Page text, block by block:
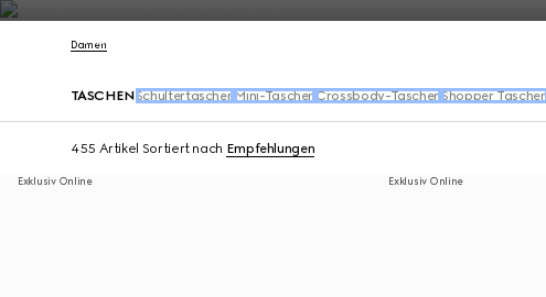
Kontakt
Damen
TASCHEN Schultertaschen Mini-Taschen Crossbody-Taschen Shopper Taschen
455 Artikel Sortiert nach Empfehlungen
Exklusiv Online Exklusiv Online